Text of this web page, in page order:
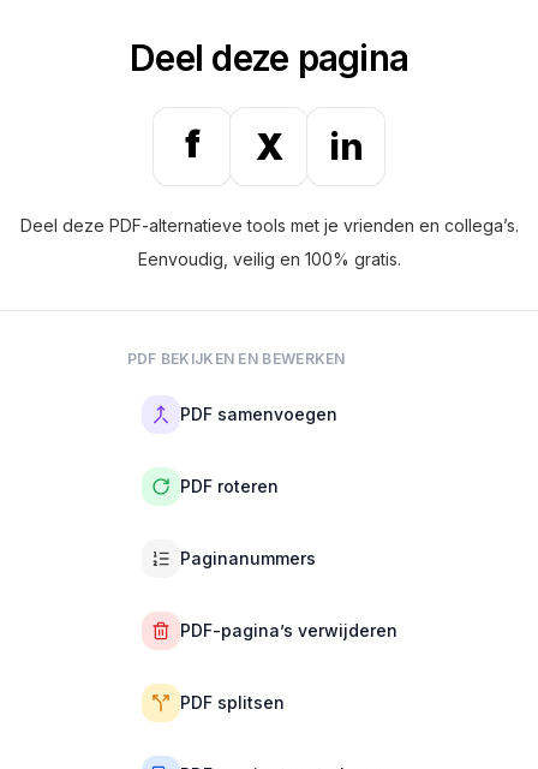
Deel deze pagina
f
X in
Deel deze PDF-alternatieve tools met je vrienden en collega’s.
Eenvoudig, veilig en 100% gratis.
PDF BEKIJKEN EN BEWERKEN
PDF samenvoegen
PDF roteren
Paginanummers
PDF-pagina’s verwijderen
PDF splitsen